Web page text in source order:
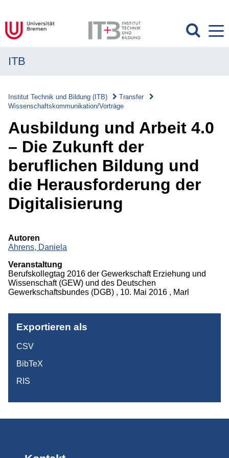
Forschung
Transfer
Überblick
Transferverständnis
Projekte
Publikationen
Studium
ITB
Institut Technik und Bildung (ITB)
Transfer
Wissenschaftskommunikation/Vorträge
Ausbildung und Arbeit 4.0
– Die Zukunft der
beruflichen Bildung und
die Herausforderung der
Digitalisierung
Autoren
Ahrens, Daniela
Veranstaltung
Berufskollegtag 2016 der Gewerkschaft Erziehung und
Wissenschaft (GEW) und des Deutschen
Gewerkschaftsbundes (DGB) , 10. Mai 2016 , Marl
Exportieren als
CSV
BibTeX
RIS